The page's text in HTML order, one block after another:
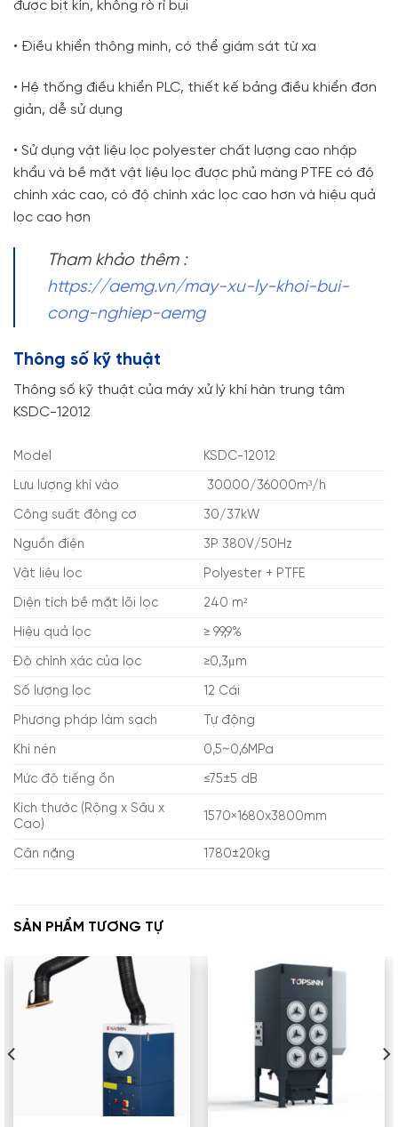
được bịt kín, không rò rỉ bụi
• Điều khiển thông minh, có thể giám sát từ xa
• Hệ thống điều khiển PLC, thiết kế bảng điều khiển đơn
giản, dễ sử dụng
• Sử dụng vật liệu lọc polyester chất lượng cao nhập
khẩu và bề mặt vật liệu lọc được phủ màng PTFE có độ
chính xác cao, có độ chính xác lọc cao hơn và hiệu quả
lọc cao hơn
Tham khảo thêm :
https://aemg.vn/may-xu-ly-khoi-bui-
cong-nghiep-aemg
Thông số kỹ thuật
Thông số kỹ thuật của máy xử lý khí hàn trung tâm
KSDC-12012
Model KSDC-12012
Lưu lượng khí vào 30000/36000m³/h
Công suất động cơ 30/37kW
Nguồn điện 3P 380V/50Hz
Vật liệu lọc Polyester + PTFE
Diện tích bề mặt lõi lọc 240 m²
Hiệu quả lọc ≥ 99,9%
Độ chính xác của lọc ≥0,3μm
Số lượng lọc 12 Cái
Phương pháp làm sạch Tự động
Khí nén 0,5~0,6MPa
Mức độ tiếng ồn ≤75±5 dB
Kích thước (Rộng x Sâu x
Cao)
1570×1680x3800mm
Cân nặng 1780±20kg
SẢN PHẨM TƯƠNG TỰ